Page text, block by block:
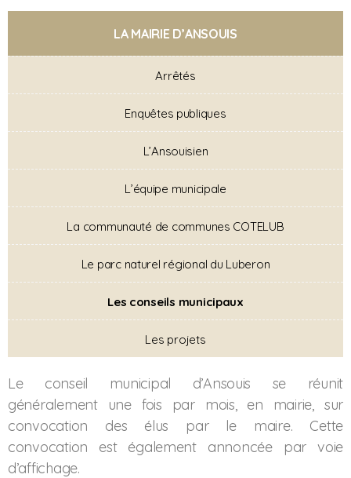
LA MAIRIE D’ANSOUIS
Arrêtés
Enquêtes publiques
L’Ansouisien
L’équipe municipale
La communauté de communes COTELUB
Le parc naturel régional du Luberon
Les conseils municipaux
Les projets
Le conseil municipal d’Ansouis se réunit
généralement une fois par mois, en mairie, sur
convocation des élus par le maire. Cette
convocation est également annoncée par voie
d’affichage.